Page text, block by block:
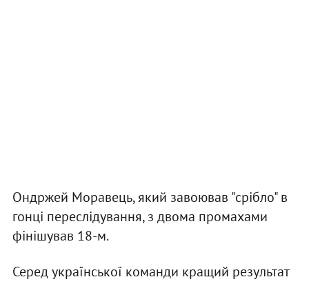
Ондржей Моравець, який завоював "срібло" в
гонці переслідування, з двома промахами
фінішував 18-м.
Серед української команди кращий результат